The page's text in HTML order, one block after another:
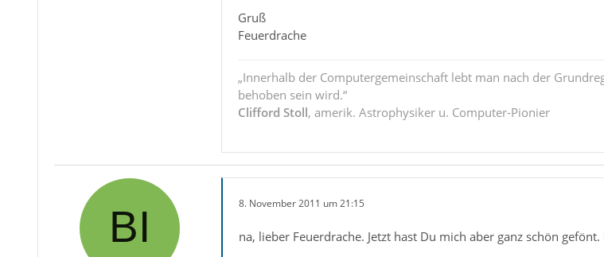
Gruß
Feuerdrache
„Innerhalb der Computergemeinschaft lebt man nach der
behoben sein wird.“
Clifford Stoll, amerik. Astrophysiker u. Computer-Pionier
8. November 2011 um 21:15
na, lieber Feuerdrache. Jetzt hast Du mich aber ganz schön